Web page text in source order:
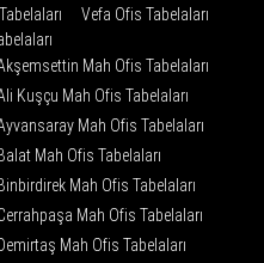
Vefa Ofis Tabelaları
Mah Ofis Tabelaları
Kuşçu Mah Ofis Tabelaları
Mah Ofis Tabelaları
Mah Ofis Tabelaları
Mah Ofis Tabelaları
Mah Ofis Tabelaları
Mah Ofis Tabelaları